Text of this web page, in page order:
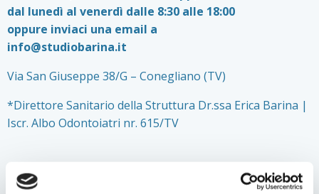
dal lunedì al venerdì dalle 8:30 alle 18:00
oppure inviaci una email a
info@studiobarina.it
Via San Giuseppe 38/G – Conegliano (TV)
*Direttore Sanitario della Struttura Dr.ssa Erica Barina |
Iscr. Albo Odontoiatri nr. 615/TV